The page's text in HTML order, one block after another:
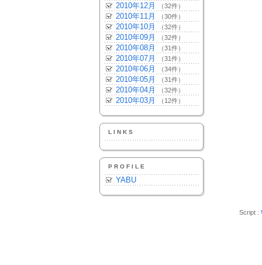
2010年12月 （32件）
2010年11月 （30件）
2010年10月 （32件）
2010年09月 （32件）
2010年08月 （31件）
2010年07月 （31件）
2010年06月 （34件）
2010年05月 （31件）
2010年04月 （32件）
2010年03月 （12件）
LINKS
PROFILE
YABU
Script :